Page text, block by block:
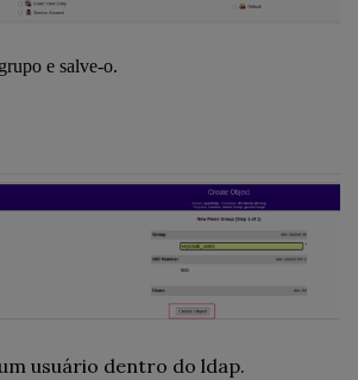
e salve-o.
usuário dentro do ldap.